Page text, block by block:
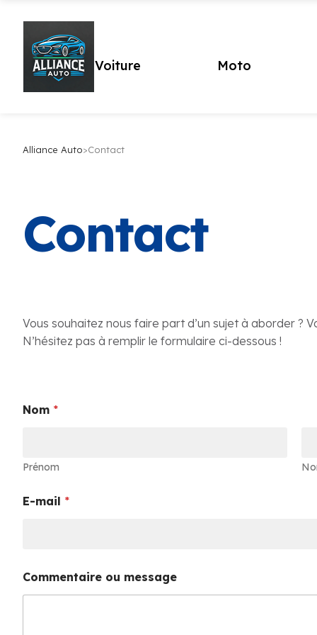
Voiture Moto
Alliance Auto>Contact
Contact
Vous souhaitez nous faire part d’un sujet à aborder ?
N’hésitez pas à remplir le formulaire ci-dessous !
-
l
o
m
a
Nom *
Prénom
E-mail *
Commentaire ou message